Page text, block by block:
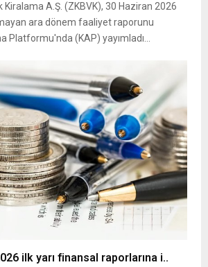
Kiralama A.Ş. (ZKBVK), 30 Haziran 2026
ara dönem faaliyet raporunu
Platformu'nda (KAP) yayımladı...
ilk yarı finansal raporlarına i..